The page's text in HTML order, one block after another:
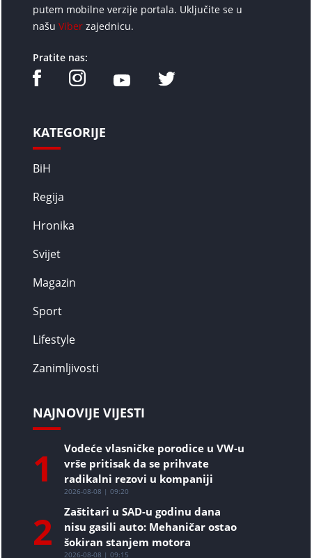
putem mobilne verzije portala. Uključite se u
našu Viberzajednicu.
Pratite nas:
KATEGORIJE
BiH
Regija
Hronika
Svijet
Magazin
Sport
Lifestyle
Zanimljivosti
NAJNOVIJE VIJESTI
1
Vodeće vlasničke porodice u VW-u
vrše pritisak da se prihvate
radikalni rezovi u kompaniji
2026-08-08 | 09:20
2
Zaštitari u SAD-u godinu dana
nisu gasili auto: Mehaničar ostao
šokiran stanjem motora
2026-08-08 | 09:15